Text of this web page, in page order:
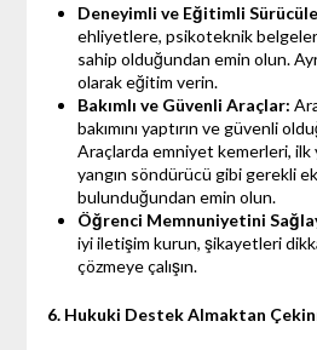
Deneyimli ve Eğitimli
ehliyetlere, psikoteknik
sahip olduğundan emin olun.
olarak eğitim verin.
Bakımlı ve Güvenli Araçlar:
bakımını yaptırın ve güvenli
Araçlarda emniyet kemerleri, ilk
yangın söndürücü gibi gerekli
bulunduğundan emin olun.
Öğrenci Memnuniyetini
iyi iletişim kurun, şikayetleri
çözmeye çalışın.
6. Hukuki Destek Almaktan